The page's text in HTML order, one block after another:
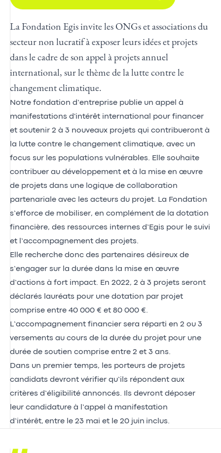
La Fondation Egis invite les ONGs et associations du
secteur non lucratif à exposer leurs idées et projets
dans le cadre de son appel à projets annuel
international, sur le thème de la lutte contre le
changement climatique.
Notre fondation d’entreprise publie un appel à
manifestations d'intérêt international pour financer
et soutenir 2 à 3 nouveaux projets qui contribueront à
la lutte contre le changement climatique, avec un
focus sur les populations vulnérables. Elle souhaite
contribuer au développement et à la mise en œuvre
de projets dans une logique de collaboration
partenariale avec les acteurs du projet. La Fondation
s’efforce de mobiliser, en complément de la dotation
financière, des ressources internes d’Egis pour le suivi
et l’accompagnement des projets.
Elle recherche donc des partenaires désireux de
s’engager sur la durée dans la mise en œuvre
d’actions à fort impact. En 2022, 2 à 3 projets seront
déclarés lauréats pour une dotation par projet
comprise entre 40 000 € et 80 000 €.
L’accompagnement financier sera réparti en 2 ou 3
versements au cours de la durée du projet pour une
durée de soutien comprise entre 2 et 3 ans.
Dans un premier temps, les porteurs de projets
candidats devront vérifier qu’ils répondent aux
critères d’éligibilité annoncés. Ils devront déposer
leur candidature à l’appel à manifestation
d’intérêt, entre le 23 mai et le 20 juin inclus.